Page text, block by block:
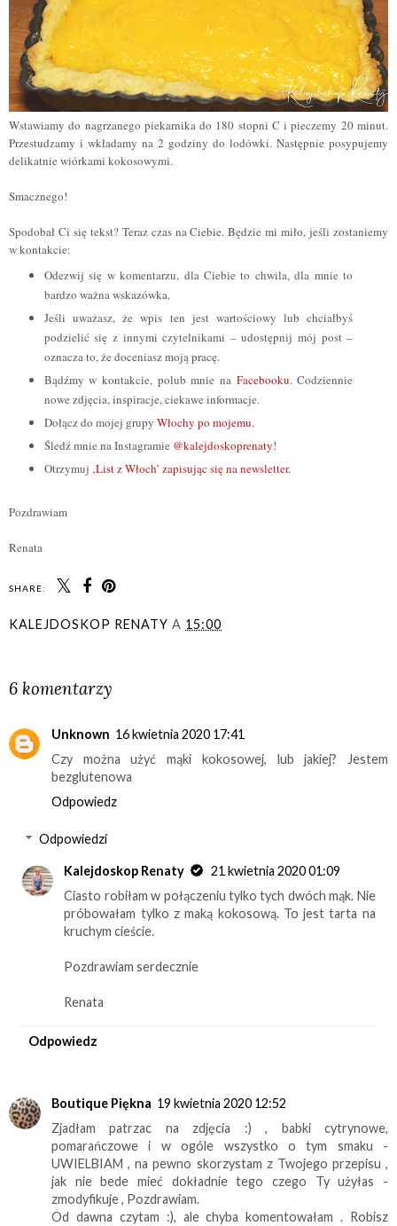
Wstawiamy do nagrzanego piekarnika do 180 stopni C i pieczemy 20 minut.
Przestudzamy i wkładamy na 2 godziny do lodówki. Następnie posypujemy
delikatnie wiórkami kokosowymi.
Smacznego!
Spodobał Ci się tekst? Teraz czas na Ciebie. Będzie mi miło, jeśli zostaniemy
w kontakcie:
Odezwij się w komentarzu, dla Ciebie to chwila, dla mnie to
bardzo ważna wskazówka.
Jeśli uważasz, że wpis ten jest wartościowy lub chciałbyś
podzielić się z innymi czytelnikami – udostępnij mój post –
oznacza to, że doceniasz moją pracę.
Bądźmy w kontakcie, polub mnie na Facebooku. Codziennie
nowe zdjęcia, inspiracje, ciekawe informacje.
Dołącz do mojej grupy Włochy po mojemu.
Śledź mnie na Instagramie @kalejdoskoprenaty!
Otrzymuj ‚List z Włoch’ zapisując się na newsletter.
Pozdrawiam
Renata
SHARE:
KALEJDOSKOP RENATY A 15:00
6 komentarzy
Unknown 16 kwietnia 2020 17:41
Czy można użyć mąki kokosowej, lub jakiej? Jestem
bezglutenowa
Odpowiedz
Odpowiedzi
Kalejdoskop Renaty
21 kwietnia 2020 01:09
Ciasto robiłam w połączeniu tylko tych dwóch mąk. Nie
próbowałam tylko z maką kokosową. To jest tarta na
kruchym cieście.
Pozdrawiam serdecznie
Renata
Odpowiedz
Boutique Piękna 19 kwietnia 2020 12:52
Zjadłam patrzac na zdjęcia :) , babki cytrynowe,
pomarańczowe i w ogóle wszystko o tym smaku -
UWIELBIAM , na pewno skorzystam z Twojego przepisu ,
jak nie bede mieć dokładnie tego czego Ty użyłas -
zmodyfikuje , Pozdrawiam.
Od dawna czytam :), ale chyba komentowałam . Robisz